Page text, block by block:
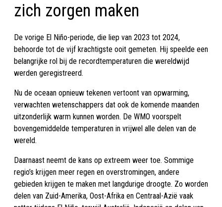
zich zorgen maken
De vorige El Niño-periode, die liep van 2023 tot 2024,
behoorde tot de vijf krachtigste ooit gemeten. Hij speelde een
belangrijke rol bij de recordtemperaturen die wereldwijd
werden geregistreerd.
Nu de oceaan opnieuw tekenen vertoont van opwarming,
verwachten wetenschappers dat ook de komende maanden
uitzonderlijk warm kunnen worden. De WMO voorspelt
bovengemiddelde temperaturen in vrijwel alle delen van de
wereld.
Daarnaast neemt de kans op extreem weer toe. Sommige
regio’s krijgen meer regen en overstromingen, andere
gebieden krijgen te maken met langdurige droogte. Zo worden
delen van Zuid-Amerika, Oost-Afrika en Centraal-Azië vaak